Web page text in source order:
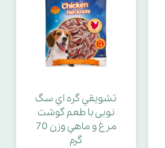
تشويقي گره اي سگ
نوبی با طعم گوشت
مرغ و ماهي وزن 70
گرم